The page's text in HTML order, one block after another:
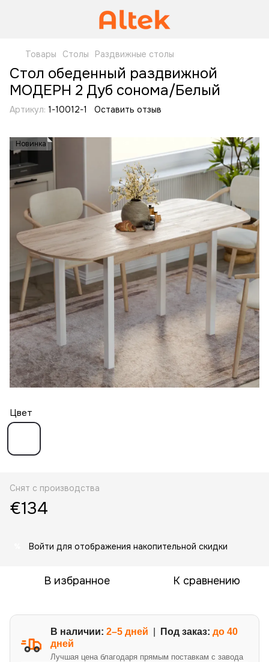
Товары Столы Раздвижные столы
Стол обеденный раздвижной
МОДЕРН 2 Дуб сонома/Белый
Артикул: 1-10012-1 Оставить отзыв
Новинка
Цвет
Снят с производства
€134
Войти для отображения накопительной скидки
В избранное К сравнению
В наличии: 2–5 дней Под заказ: до 40
дней
Лучшая цена благодаря прямым поставкам с завода